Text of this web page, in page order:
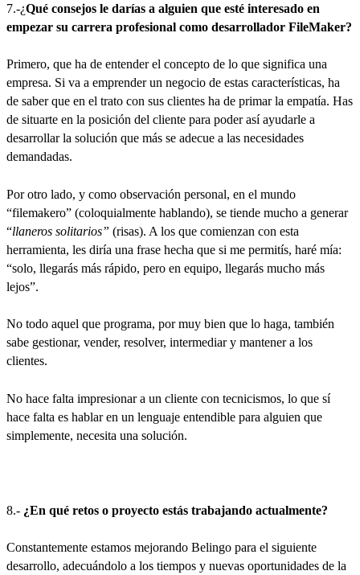
7.-¿Qué consejos le darías a alguien que esté interesado en
empezar su carrera profesional como desarrollador FileMaker?
Primero, que ha de entender el concepto de lo que significa una
empresa. Si va a emprender un negocio de estas características, ha
de saber que en el trato con sus clientes ha de primar la empatía. Has
de situarte en la posición del cliente para poder así ayudarle a
desarrollar la solución que más se adecue a las necesidades
demandadas.
Por otro lado, y como observación personal, en el mundo
“filemakero” (coloquialmente hablando), se tiende mucho a generar
“llaneros solitarios” (risas). A los que comienzan con esta
herramienta, les diría una frase hecha que si me permitís, haré mía:
“solo, llegarás más rápido, pero en equipo, llegarás mucho más
lejos”.
No todo aquel que programa, por muy bien que lo haga, también
sabe gestionar, vender, resolver, intermediar y mantener a los
clientes.
No hace falta impresionar a un cliente con tecnicismos, lo que sí
hace falta es hablar en un lenguaje entendible para alguien que
simplemente, necesita una solución.
8.- ¿En qué retos o proyecto estás trabajando actualmente?
Constantemente estamos mejorando Belingo para el siguiente
desarrollo, adecuándolo a los tiempos y nuevas oportunidades de la